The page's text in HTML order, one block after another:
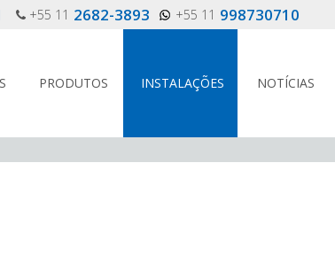
+55 11 2682-3893 +55 11 998730710
PRODUTOS INSTALAÇÕES NOTÍCIAS